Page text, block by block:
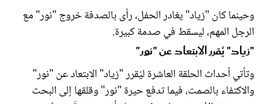
وحينما كان "زياد" يغادر الحفل، رأى بالصدفة خروج "نور" مع
الرجل المهم، ليسقط في صدمة كبيرة.
"زياد" يُقرر الابتعاد عن "نور"
وتأتي أحداث الحلقة العاشرة ليُقرر "زياد" الابتعاد عن "نور"
والاكتفاء بالصمت، فيما تدفع حيرة "نور" وقلقها إلى البحث